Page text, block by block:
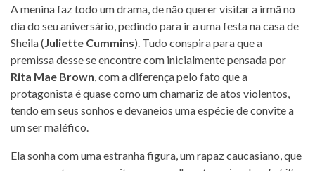
A menina faz todo um drama, de não querer visitar a irmã no
dia do seu aniversário, pedindo para ir a uma festa na casa de
Sheila (Juliette Cummins). Tudo conspira para que a
premissa desse se encontre com inicialmente pensada por
Rita Mae Brown, com a diferença pelo fato que a
protagonista é quase como um chamariz de atos violentos,
tendo em seus sonhos e devaneios uma espécie de convite a
um ser maléfico.
Ela sonha com uma estranha figura, um rapaz caucasiano, que